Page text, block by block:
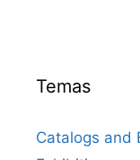
Temas
Catalogs and